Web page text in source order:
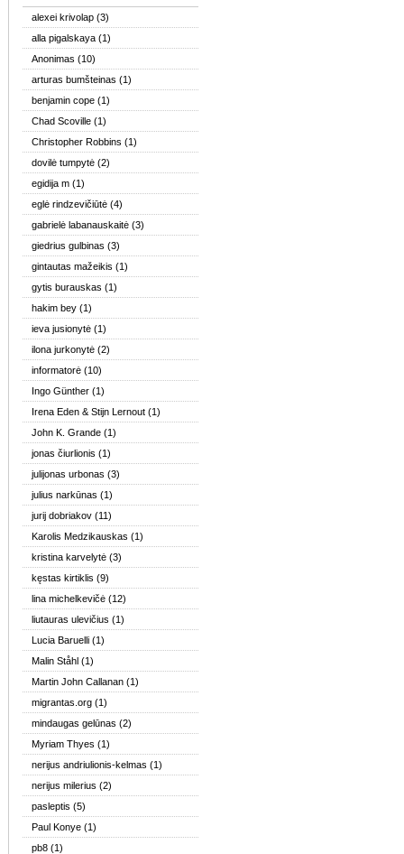
alexei krivolap (3)
alla pigalskaya (1)
Anonimas (10)
arturas bumšteinas (1)
benjamin cope (1)
Chad Scoville (1)
Christopher Robbins (1)
dovilė tumpytė (2)
egidija m (1)
eglė rindzevičiūtė (4)
gabrielė labanauskaitė (3)
giedrius gulbinas (3)
gintautas mažeikis (1)
gytis burauskas (1)
hakim bey (1)
ieva jusionytė (1)
ilona jurkonytė (2)
informatorė (10)
Ingo Günther (1)
Irena Eden & Stijn Lernout (1)
John K. Grande (1)
jonas čiurlionis (1)
julijonas urbonas (3)
julius narkūnas (1)
jurij dobriakov (11)
Karolis Medzikauskas (1)
kristina karvelytė (3)
kęstas kirtiklis (9)
lina michelkevičė (12)
liutauras ulevičius (1)
Lucia Baruelli (1)
Malin Ståhl (1)
Martin John Callanan (1)
migrantas.org (1)
mindaugas gelūnas (2)
Myriam Thyes (1)
nerijus andriulionis-kelmas (1)
nerijus milerius (2)
pasleptis (5)
Paul Konye (1)
pb8 (1)